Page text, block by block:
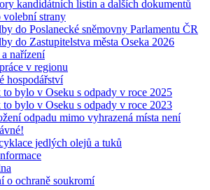
kandidátních listin a dalších dokumentů
volební strany
do Poslanecké sněmovny Parlamentu ČR
do Zastupitelstva města Oseka 2026
nařízení
v regionu
hospodářství
to bylo v Oseku s odpady v roce 2025
to bylo v Oseku s odpady v roce 2023
odpadu mimo vyhrazená místa není
jedlých olejů a tuků
o ochraně soukromí